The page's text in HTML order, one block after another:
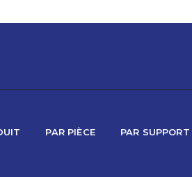
PAR PIÈCE PAR SUPPORT